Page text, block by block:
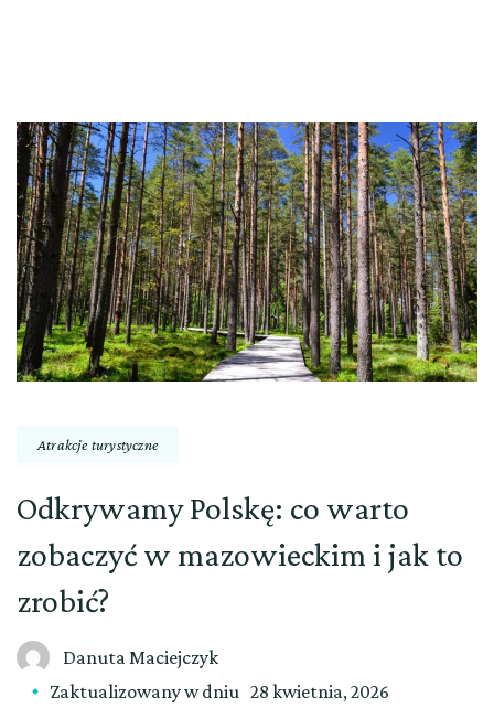
Atrakcje turystyczne
Odkrywamy Polskę: co warto
zobaczyć w mazowieckim i jak to
zrobić?
Danuta Maciejczyk
Zaktualizowany w dniu 28 kwietnia, 2026